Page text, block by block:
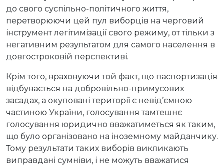
до свого суспільно-політичного життя,
перетворюючи цей пул виборців на черговий
інструмент легітимізації свого режиму, от тільки з
негативним результатом для самого населення в
довгостроковій перспективі.
Крім того, враховуючи той факт, що паспортизація
відбувається на добровільно-примусових
засадах, а окуповані території є невід’ємною
частиною України, голосування тамтешнє
голосування юридично вважатиметься як таким,
що було організовано на іноземному майданчику.
Тому результати таких виборів викликають
виправдані сумніви, і не можуть вважатися